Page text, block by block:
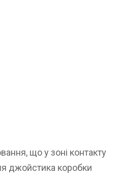
що у зоні контакту
джойстика коробки